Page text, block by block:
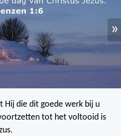
»
Hij die dit goede werk bij u
tot het voltooid is